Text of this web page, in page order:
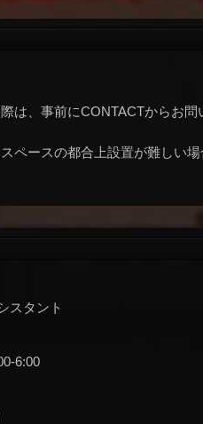
は、事前にCONTACTからお問
ペースの都合上設置が難しい場
スタント
6:00